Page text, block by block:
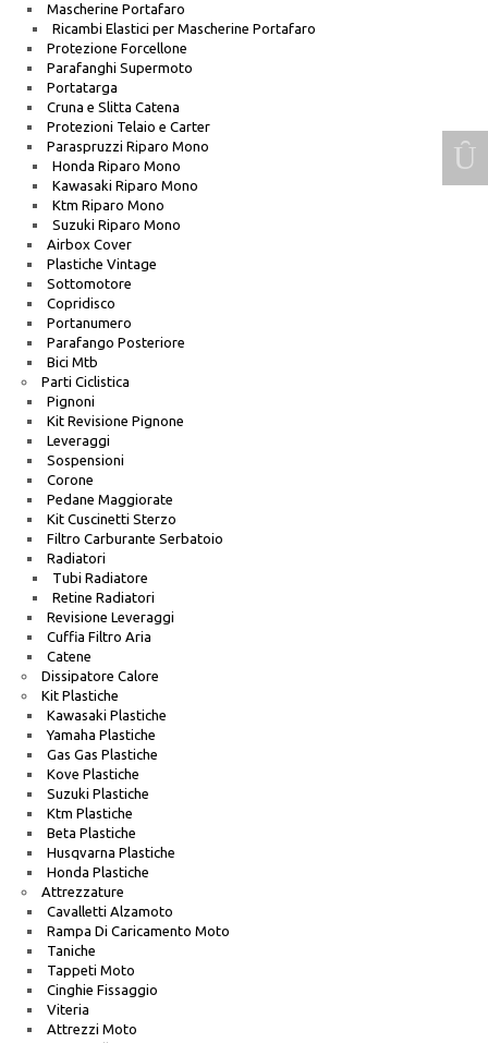
Mascherine Portafaro
Ricambi Elastici per Mascherine Portafaro
Protezione Forcellone
Parafanghi Supermoto
Portatarga
Cruna e Slitta Catena
Protezioni Telaio e Carter
Paraspruzzi Riparo Mono
Honda Riparo Mono
Kawasaki Riparo Mono
Ktm Riparo Mono
Suzuki Riparo Mono
Airbox Cover
Plastiche Vintage
Sottomotore
Copridisco
Portanumero
Parafango Posteriore
Bici Mtb
Parti Ciclistica
Pignoni
Kit Revisione Pignone
Leveraggi
Sospensioni
Corone
Pedane Maggiorate
Kit Cuscinetti Sterzo
Filtro Carburante Serbatoio
Radiatori
Tubi Radiatore
Retine Radiatori
Revisione Leveraggi
Cuffia Filtro Aria
Catene
Dissipatore Calore
Kit Plastiche
Kawasaki Plastiche
Yamaha Plastiche
Gas Gas Plastiche
Kove Plastiche
Suzuki Plastiche
Ktm Plastiche
Beta Plastiche
Husqvarna Plastiche
Honda Plastiche
Attrezzature
Cavalletti Alzamoto
Rampa Di Caricamento Moto
Taniche
Tappeti Moto
Cinghie Fissaggio
Viteria
Attrezzi Moto